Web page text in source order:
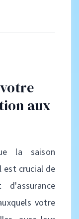
aux
la saison
est crucial de
votre